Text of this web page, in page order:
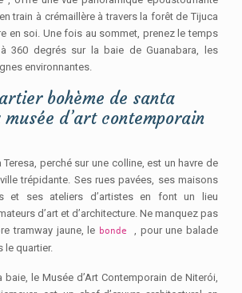
train à crémaillère à travers la forêt de Tijuca
en soi. Une fois au sommet, prenez le temps
360 degrés sur la baie de Guanabara, les
environnantes.
bohème de santa
d’art contemporain
perché sur une colline, est un havre de
trépidante. Ses rues pavées, ses maisons
et ses ateliers d’artistes en font un lieu
d’art et d’architecture. Ne manquez pas
tramway jaune, le bonde , pour une balade
le quartier.
baie, le Musée d’Art Contemporain de Niterói,